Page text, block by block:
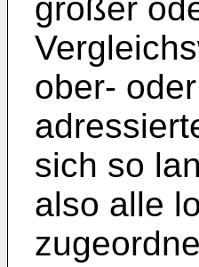
größer
ober-
sich so
also alle